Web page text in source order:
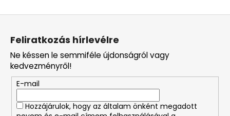
L
Feliratkozás hírlevélre
Ne késsen le semmiféle újdonságról vagy
kedvezményről!
E-mail
Hozzájárulok, hogy az általam önként megadott